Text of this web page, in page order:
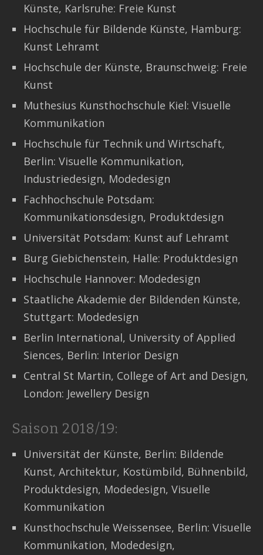
Künste, Karlsruhe: Freie Kunst
Hochschule für Bildende Künste, Hamburg:
Kunst Lehramt
Hochschule der Künste, Braunschweig: Freie
Kunst
Muthesius Kunsthochschule Kiel: Visuelle
Kommunikation
Hochschule für Technik und Wirtschaft,
Berlin: Visuelle Kommunikation,
Industriedesign, Modedesign
Fachhochschule Potsdam:
Kommunikationsdesign, Produktdesign
Universität Potsdam: Kunst auf Lehramt
Burg Giebichenstein, Halle: Produktdesign
Hochschule Hannover: Modedesign
Staatliche Akademie der Bildenden Künste,
Stuttgart: Modedesign
Berlin International, University of Applied
Siences, Berlin: Interior Design
Central St Martin, College of Art and Design,
London: Jewellery Design
Saison 2018/19:
Universität der Künste, Berlin: Bildende
Kunst, Architektur, Kostümbild, Bühnenbild,
Produktdesign, Modedesign, Visuelle
Kommunikation
Kunsthochschule Weissensee, Berlin: Visuelle
Kommunikation, Modedesign,